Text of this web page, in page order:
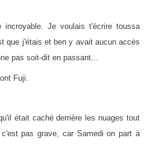
incroyable. Je voulais t'écrire toussa
que j'étais et ben y avait aucun accès
pas soit-dit en passant...
Fuji.
était caché derrière les nuages tout
pas grave, car Samedi on part à